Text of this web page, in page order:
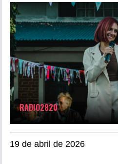
RADIO2820
19 de abril de 2026